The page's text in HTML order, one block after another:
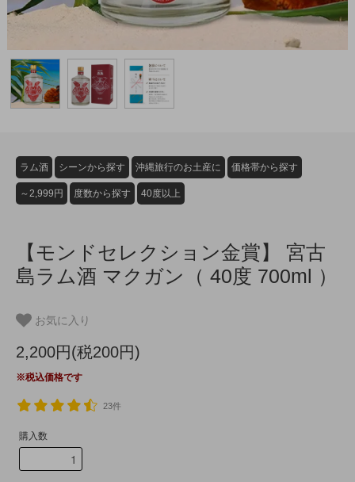
ラム酒 シーンから探す 沖縄旅行のお土産に 価格帯から探す
～2,999円 度数から探す 40度以上
【モンドセレクション金賞】 宮古
島ラム酒 マクガン（ 40度 700ml ）
お気に入り
2,200円(税200円)
※税込価格です
23件
購入数